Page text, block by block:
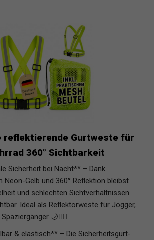
reflektierende Gurtweste für
360° Sichtbarkeit
Sicherheit bei Nacht** – Dank
Neon-Gelb und 360° Reflektion bleibst
und schlechten Sichtverhältnissen
Ideal als Reflektorweste für Jogger,
🌙🚴‍♂️
& elastisch** – Die Sicherheitsgurt-